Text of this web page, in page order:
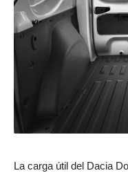
La carga útil del Dacia